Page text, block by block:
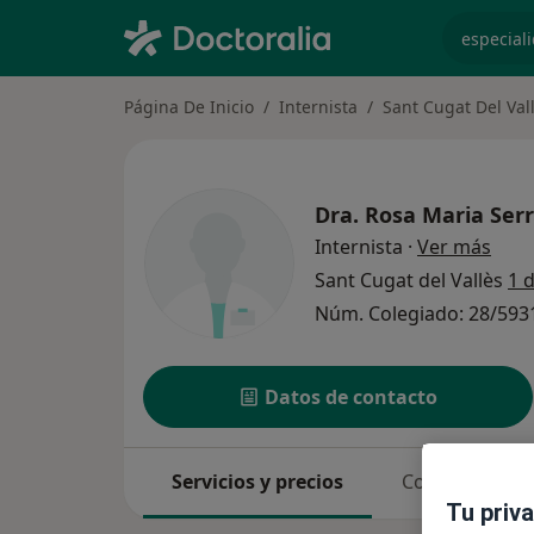
Página De Inicio Internista Sant Cugat Del
Dra. Rosa Maria
Internista · Ver más
Sant Cugat del Vallès 1
Núm. Colegiado: 28/
Datos de contacto
Servicios y precios Consultas
Tu